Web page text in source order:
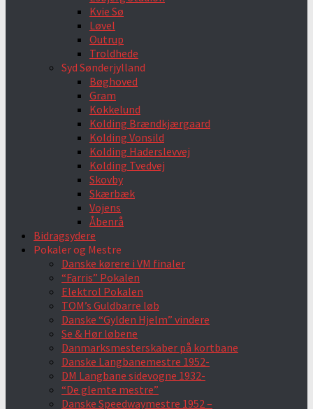
Kvie Sø
Løvel
Outrup
Troldhede
Syd Sønderjylland
Bøghoved
Gram
Kokkelund
Kolding Brændkjærgaard
Kolding Vonsild
Kolding Haderslevvej
Kolding Tvedvej
Skovby
Skærbæk
Vojens
Åbenrå
Bidragsydere
Pokaler og Mestre
Danske kørere i VM finaler
“Farris” Pokalen
Elektrol Pokalen
TOM’s Guldbarre løb
Danske “Gylden Hjelm” vindere
Se & Hør løbene
Danmarksmesterskaber på kortbane
Danske Langbanemestre 1952-
DM Langbane sidevogne 1932-
“De glemte mestre”
Danske Speedwaymestre 1952 –